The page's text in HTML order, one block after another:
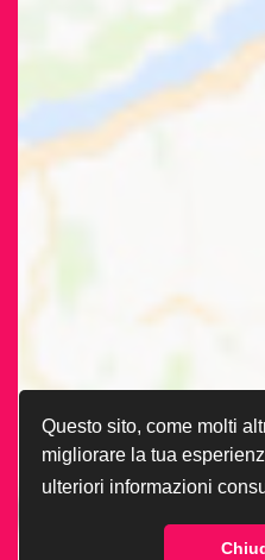
Questo sito, come molti
migliorare la tua
ulteriori informazioni